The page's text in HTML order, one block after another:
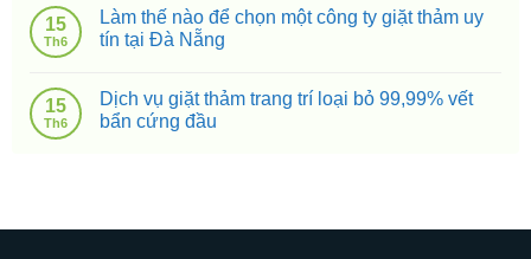
15
Th6
Làm thế nào để chọn một công ty giặt thảm uy
tín tại Đà Nẵng
15
Th6
Dịch vụ giặt thảm trang trí loại bỏ 99,99% vết
bẩn cứng đầu